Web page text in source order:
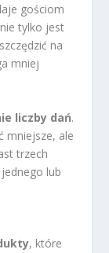
gościom
tylko jest
na
mniej
liczby dań.
mniejsze, ale
trzech
lub
, które